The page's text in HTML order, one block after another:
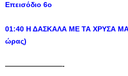
Επεισόδιο 6ο
01:40 Η ΔΑΣΚΑΛΑ ΜΕ ΤΑ ΧΡΥΣΑ
ώρας)
————————-